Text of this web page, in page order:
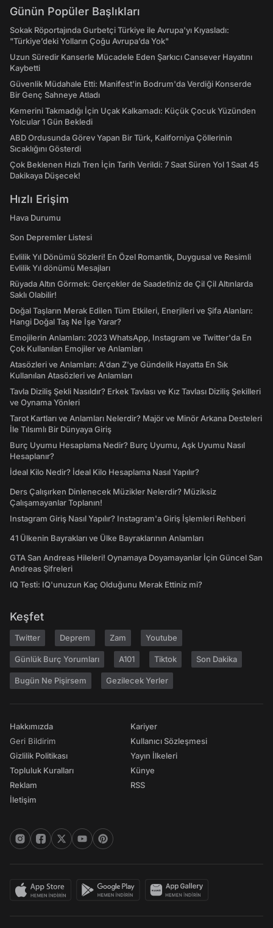
Günün Popüler Başlıkları
Sokak Röportajında Gurbetçi Türkiye ile Avrupa'yı Kıyasladı:
"Türkiye’deki Yolların Çoğu Avrupa’da Yok"
Uzun Süredir Kanserle Mücadele Eden Şarkıcı Cansever Hayatını
Kaybetti
Güvenlik Müdahale Etti: Manifest'in Bodrum'da Verdiği Konserde
Bir Genç Sahneye Atladı
Kemerini Takmadığı İçin Uçak Kalkamadı: Küçük Çocuk Yüzünden
Yolcular 1 Gün Bekledi
ABD Ordusunda Görev Yapan Bir Türk, Kaliforniya Çöllerinin
Sıcaklığını Gösterdi
Çok Beklenen Hızlı Tren İçin Tarih Verildi: 7 Saat Süren Yol 1 Saat 45
Dakikaya Düşecek!
Hızlı Erişim
Hava Durumu
Son Depremler Listesi
Evlilik Yıl Dönümü Sözleri! En Özel Romantik, Duygusal ve Resimli
Evlilik Yıl dönümü Mesajları
Rüyada Altın Görmek: Gerçekler de Saadetiniz de Çil Çil Altınlarda
Saklı Olabilir!
Doğal Taşların Merak Edilen Tüm Etkileri, Enerjileri ve Şifa Alanları:
Hangi Doğal Taş Ne İşe Yarar?
Emojilerin Anlamları: 2023 WhatsApp, Instagram ve Twitter'da En
Çok Kullanılan Emojiler ve Anlamları
Atasözleri ve Anlamları: A'dan Z'ye Gündelik Hayatta En Sık
Kullanılan Atasözleri ve Anlamları
Tavla Diziliş Şekli Nasıldır? Erkek Tavlası ve Kız Tavlası Diziliş Şekilleri
ve Oynama Yönleri
Tarot Kartları ve Anlamları Nelerdir? Majör ve Minör Arkana Desteleri
İle Tılsımlı Bir Dünyaya Giriş
Burç Uyumu Hesaplama Nedir? Burç Uyumu, Aşk Uyumu Nasıl
Hesaplanır?
İdeal Kilo Nedir? İdeal Kilo Hesaplama Nasıl Yapılır?
Ders Çalışırken Dinlenecek Müzikler Nelerdir? Müziksiz
Çalışamayanlar Toplanın!
Instagram Giriş Nasıl Yapılır? Instagram'a Giriş İşlemleri Rehberi
41 Ülkenin Bayrakları ve Ülke Bayraklarının Anlamları
GTA San Andreas Hileleri! Oynamaya Doyamayanlar İçin Güncel San
Andreas Şifreleri
IQ Testi: IQ'unuzun Kaç Olduğunu Merak Ettiniz mi?
Keşfet
Twitter Deprem Zam Youtube
Günlük Burç Yorumları A101 Tiktok Son Dakika
Bugün Ne Pişirsem Gezilecek Yerler
Hakkımızda
Geri Bildirim
Gizlilik Politikası
Topluluk Kuralları
Reklam
İletişim
Kariyer
Kullanıcı Sözleşmesi
Yayın İlkeleri
Künye
RSS